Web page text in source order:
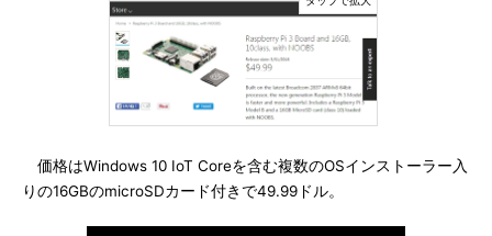
価格はWindows 10 IoT Coreを含む複数のOSインストーラー入
りの16GBのmicroSDカード付きで49.99ドル。